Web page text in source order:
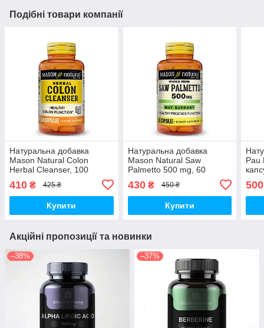
Подібні товари компанії
Натуральна добавка
Mason Natural Colon
Herbal Cleanser, 100
410 ₴ 425 ₴
Купити
Натуральна добавка
Mason Natural Saw
Palmetto 500 mg, 60
430₴ 450 ₴
Купити
Pau
500
Акційні пропозиції та новинки
–38% –37%